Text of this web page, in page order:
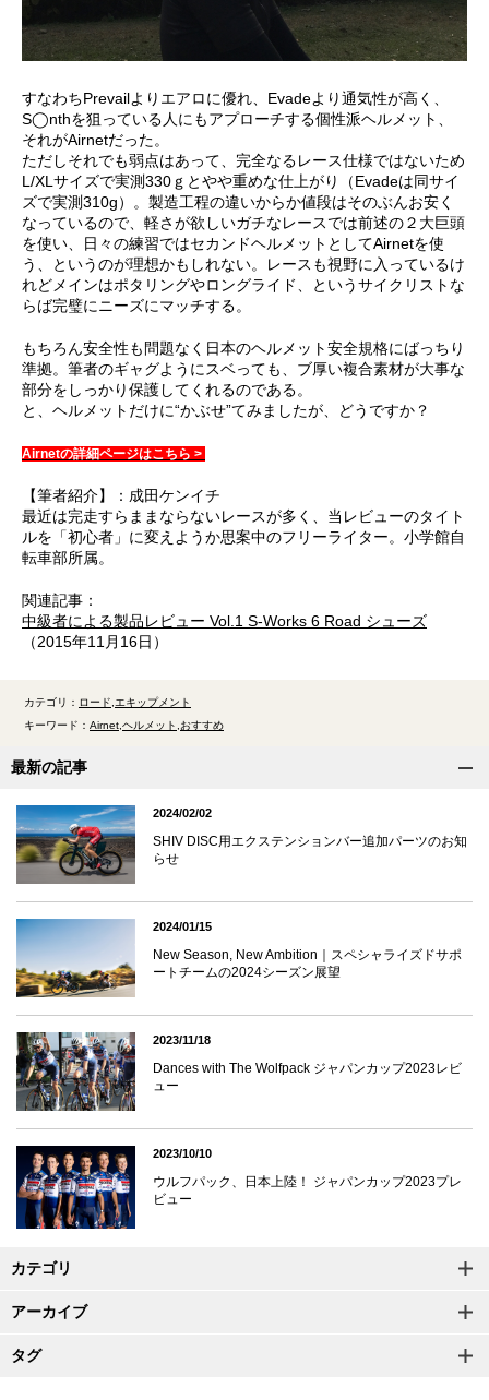
すなわちPrevailよりエアロに優れ、Evadeより通気性が高く、
S◯nthを狙っている人にもアプローチする個性派ヘルメット、
それがAirnetだった。
ただしそれでも弱点はあって、完全なるレース仕様ではないため
L/XLサイズで実測330ｇとやや重めな仕上がり（Evadeは同サイ
ズで実測310g）。製造工程の違いからか値段はそのぶんお安く
なっているので、軽さが欲しいガチなレースでは前述の２大巨頭
を使い、日々の練習ではセカンドヘルメットとしてAirnetを使
う、というのが理想かもしれない。レースも視野に入っているけ
れどメインはポタリングやロングライド、というサイクリストな
らば完璧にニーズにマッチする。
もちろん安全性も問題なく日本のヘルメット安全規格にばっちり
準拠。筆者のギャグようにスベっても、ブ厚い複合素材が大事な
部分をしっかり保護してくれるのである。
と、ヘルメットだけに“かぶせ”てみましたが、どうですか？
Airnetの詳細ページはこちら >
【筆者紹介】：成田ケンイチ
最近は完走すらままならないレースが多く、当レビューのタイト
ルを「初心者」に変えようか思案中のフリーライター。小学館自
転車部所属。
関連記事：
中級者による製品レビュー Vol.1 S-Works 6 Road シューズ
（2015年11月16日）
カテゴリ： ロード エキップメント
キーワード： Airnet ヘルメット おすすめ
最新の記事
2024/02/02
SHIV DISC用エクステンションバー追加パーツのお知
らせ
2024/01/15
New Season, New Ambition｜スペシャライズドサポ
ートチームの2024シーズン展望
2023/11/18
Dances with The Wolfpack ジャパンカップ2023レビ
ュー
2023/10/10
ウルフパック、日本上陸！ ジャパンカップ2023プレ
ビュー
カテゴリ
アーカイブ
タグ